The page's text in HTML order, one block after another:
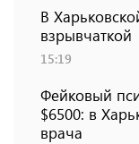
В
взрывчаткой
15:19
Фейковый
$6500: в
врача